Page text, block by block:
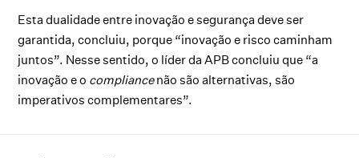
Esta dualidade entre inovação e segurança deve ser
garantida, concluiu, porque “inovação e risco caminham
juntos”. Nesse sentido, o líder da APB concluiu que “a
inovação e o compliancenão são alternativas, são
imperativos complementares”.